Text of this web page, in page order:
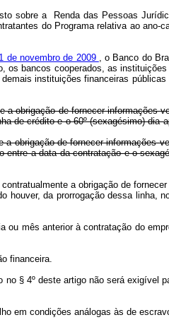
sobre a Renda das Pessoas
do Programa relativa ao ano-
de novembro de 2009 , o Banco do
bancos cooperados, as
instituições financeiras
obrigação de fornecer informações
de crédito e o 60º (sexagésimo) dia
obrigação de fornecer informações
a data da contratação e o
a obrigação de
da prorrogação dessa linha,
ou mês anterior à contratação do
financeira.
§ 4º deste artigo não será exigível
em condições análogas às de